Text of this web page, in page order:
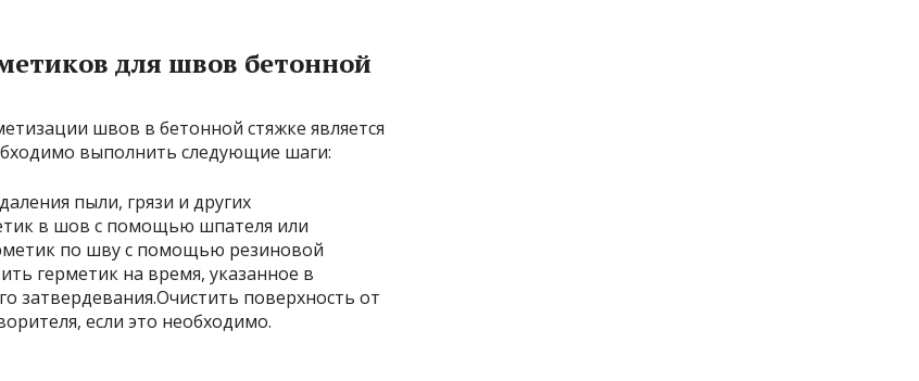
для швов бетонной
швов в бетонной стяжке является
выполнить следующие шаги:
пыли, грязи и других
в шов с помощью шпателя или
по шву с помощью резиновой
герметик на время, указанное в
затвердевания.Очистить поверхность от
если это необходимо.